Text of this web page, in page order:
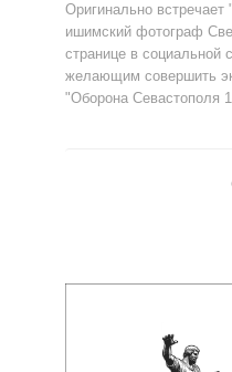
Оригинально
ишимский фотограф
странице в социальной
желающим совершить
"Оборона Севастополя